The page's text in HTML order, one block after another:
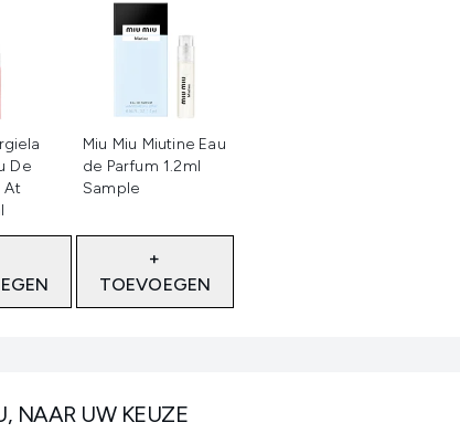
De
At
Miu Miu Miutine Eau
de Parfum 1.2ml
Sample
+
TOEVOEGEN
NAAR UW KEUZE